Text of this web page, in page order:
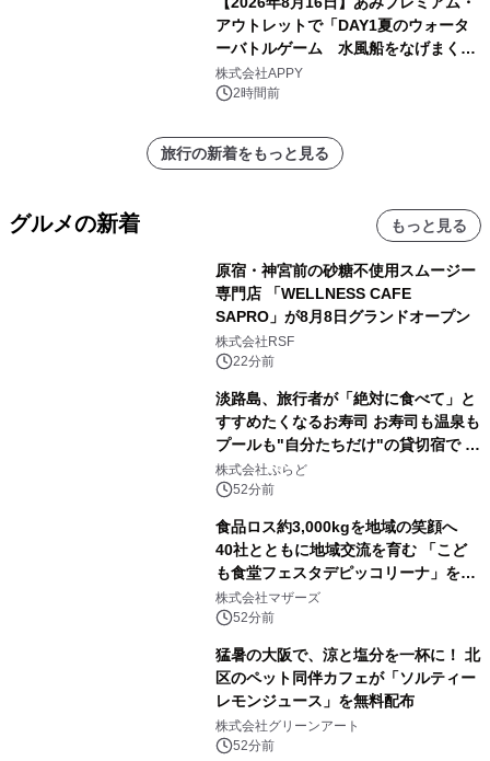
アウトレットで「DAY1夏のウォータ
ーバトルゲーム 水風船をなげまくろ
う！」を開催
株式会社APPY
2時間前
旅行の新着をもっと見る
グルメの新着 もっと見る
原宿・神宮前の砂糖不使用スムージー
専門店 「WELLNESS CAFE
SAPRO」が8月8日グランドオープン
株式会社RSF
22分前
淡路島、旅行者が「絶対に食べて」と
すすめたくなるお寿司 お寿司も温泉も
プールも"自分たちだけ"の貸切宿で 1
日1組限定「岩屋温泉 絵島別庭 海と
森」の握り寿司プラン
株式会社ぷらど
52分前
食品ロス約3,000kgを地域の笑顔へ
40社とともに地域交流を育む 「こど
も食堂フェスタデピッコリーナ」を9
月5日(土)開催
株式会社マザーズ
52分前
猛暑の大阪で、涼と塩分を一杯に！ 北
区のペット同伴カフェが「ソルティー
レモンジュース」を無料配布
株式会社グリーンアート
52分前